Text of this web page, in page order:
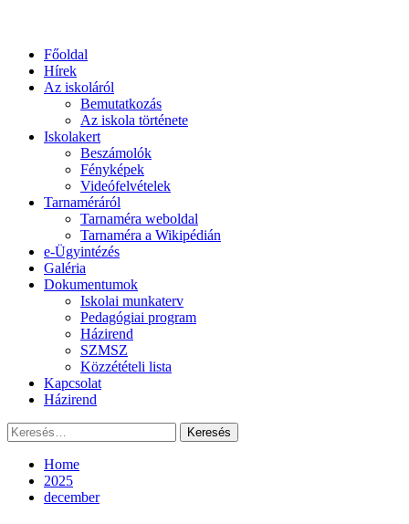
Főoldal
Hírek
Az iskoláról
Bemutatkozás
Az iskola története
Iskolakert
Beszámolók
Fényképek
Videófelvételek
Tarnaméráról
Tarnaméra weboldal
Tarnaméra a Wikipédián
e-Ügyintézés
Galéria
Dokumentumok
Iskolai munkaterv
Pedagógiai program
Házirend
SZMSZ
Közzétételi lista
Kapcsolat
Házirend
Keresés:
Home
2025
december